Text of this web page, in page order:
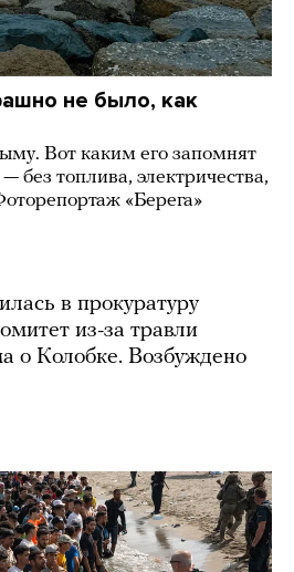
не было, как
Вот каким его запомнят
без топлива, электричества,
«Берега»
в прокуратуру
из-за травли
о Колобке. Возбуждено